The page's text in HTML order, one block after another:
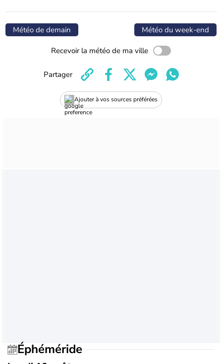
Météo de demain Météo du week-end
Recevoir la météo de ma ville
Ajouter à vos sources préférées
Partager
Éphéméride